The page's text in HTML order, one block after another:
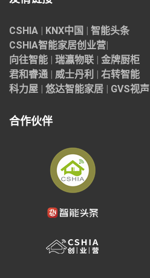
CSHIA | KNX中国 | 智能头条
CSHIA智能家居创业营|
向往智能 | 瑞瀛物联 | 金牌厨柜
君和睿通 | 威士丹利 | 右转智能
科力屋 | 悠达智能家居 | GVS视声
合作伙伴